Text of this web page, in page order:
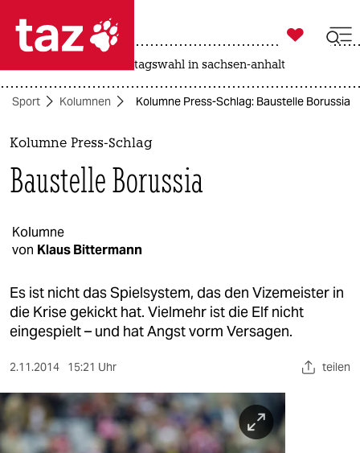
 taz zahl ich
taz zahl ich
themen
politik
gesellschaft
kultur
sport
berlin
nord
wahrheit

taz zahl ich
landtagswahl in sachsen-anhalt
Sport Kolumnen Kolumne Press-Schlag: Baustelle Borussia
Kolumne Press-Schlag
Baustelle Borussia
Kolumne
von Klaus Bittermann
Es ist nicht das Spielsystem, das den Vizemeister in
die Krise gekickt hat. Vielmehr ist die Elf nicht
eingespielt – und hat Angst vorm Versagen.
2.11.2014 15:21 Uhr teilen